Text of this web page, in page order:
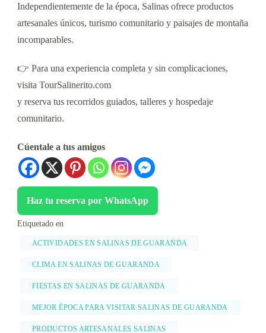
Independientemente de la época, Salinas ofrece productos
artesanales únicos, turismo comunitario y paisajes de montaña
incomparables.
👉 Para una experiencia completa y sin complicaciones,
visita TourSalinerito.com
y reserva tus recorridos guiados, talleres y hospedaje
comunitario.
Cúentale a tus amigos
Haz tu reserva por WhatsApp
Etiquetado en
ACTIVIDADES EN SALINAS DE GUARANDA
CLIMA EN SALINAS DE GUARANDA
FIESTAS EN SALINAS DE GUARANDA
MEJOR ÉPOCA PARA VISITAR SALINAS DE GUARANDA
PRODUCTOS ARTESANALES SALINAS